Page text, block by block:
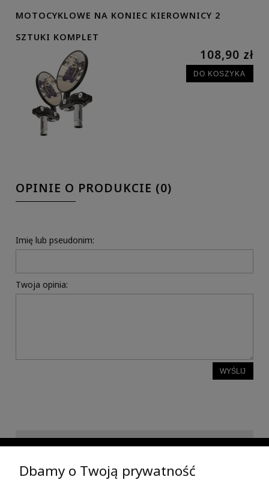
MOTOCYKLOWE NA KONIEC KIEROWNICY 2
SZTUKI KOMPLET
108,90 zł
DO KOSZYKA
OPINIE O PRODUKCIE (0)
Imię lub pseudonim:
Twoja opinia:
WYŚLIJ
Dbamy o Twoją prywatność